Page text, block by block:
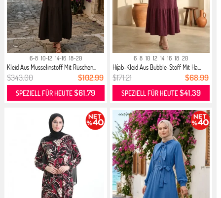
6-8 10-12 14-16 18-20
Kleid Aus Musselinstoff Mit Rüschen...
$343.00 $102.99
SPEZIELL FÜR HEUTE$61.79
6 8 10 12 14 16 18 20
Hijab-Kleid Aus Bubble-Stoff Mit Ha...
$171.21 $68.99
SPEZIELL FÜR HEUTE$41.39